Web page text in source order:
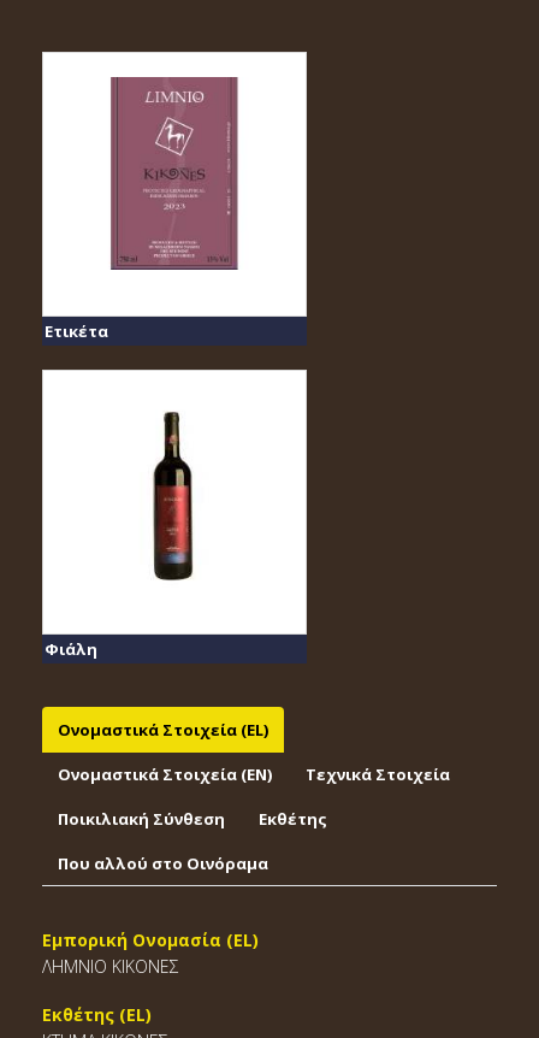
Ετικέτα
Φιάλη
Ονομαστικά Στοιχεία (EL)
Ονομαστικά Στοιχεία (EΝ) Τεχνικά Στοιχεία
Ποικιλιακή Σύνθεση Εκθέτης
Που αλλού στο Οινόραμα
Εμπορική Ονομασία (EL)
ΛΗΜΝΙΟ ΚΙΚΟΝΕΣ
Εκθέτης (EL)